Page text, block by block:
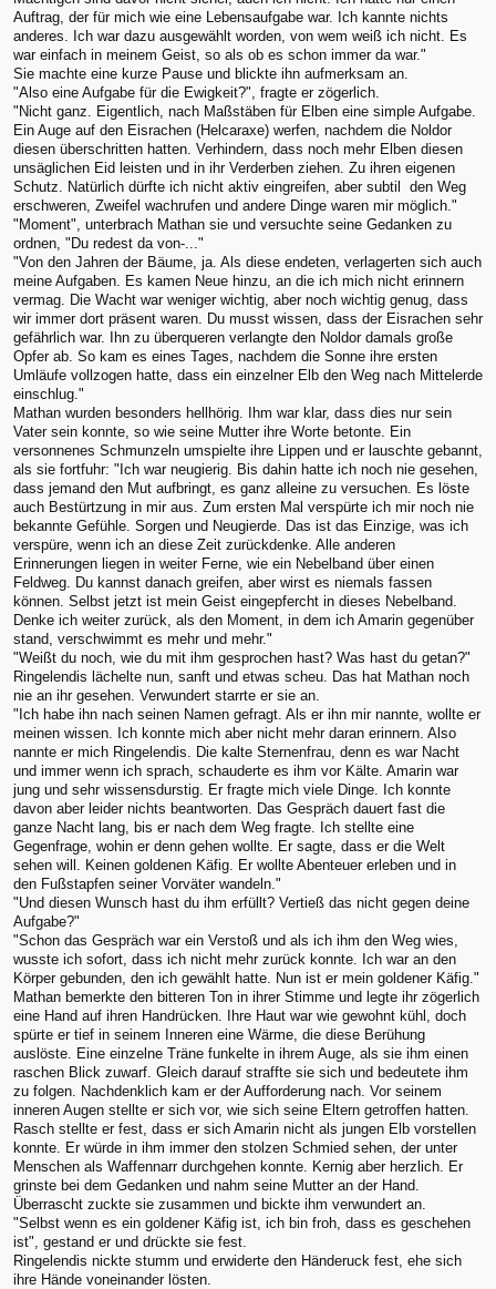
Auftrag, der für mich wie eine Lebensaufgabe war. Ich kannte nichts
anderes. Ich war dazu ausgewählt worden, von wem weiß ich nicht. Es
war einfach in meinem Geist, so als ob es schon immer da war."
Sie machte eine kurze Pause und blickte ihn aufmerksam an.
"Also eine Aufgabe für die Ewigkeit?", fragte er zögerlich.
"Nicht ganz. Eigentlich, nach Maßstäben für Elben eine simple Aufgabe.
Ein Auge auf den Eisrachen (Helcaraxe) werfen, nachdem die Noldor
diesen überschritten hatten. Verhindern, dass noch mehr Elben diesen
unsäglichen Eid leisten und in ihr Verderben ziehen. Zu ihren eigenen
Schutz. Natürlich dürfte ich nicht aktiv eingreifen, aber subtil den Weg
erschweren, Zweifel wachrufen und andere Dinge waren mir möglich."
"Moment", unterbrach Mathan sie und versuchte seine Gedanken zu
ordnen, "Du redest da von-..."
"Von den Jahren der Bäume, ja. Als diese endeten, verlagerten sich auch
meine Aufgaben. Es kamen Neue hinzu, an die ich mich nicht erinnern
vermag. Die Wacht war weniger wichtig, aber noch wichtig genug, dass
wir immer dort präsent waren. Du musst wissen, dass der Eisrachen sehr
gefährlich war. Ihn zu überqueren verlangte den Noldor damals große
Opfer ab. So kam es eines Tages, nachdem die Sonne ihre ersten
Umläufe vollzogen hatte, dass ein einzelner Elb den Weg nach Mittelerde
einschlug."
Mathan wurden besonders hellhörig. Ihm war klar, dass dies nur sein
Vater sein konnte, so wie seine Mutter ihre Worte betonte. Ein
versonnenes Schmunzeln umspielte ihre Lippen und er lauschte gebannt,
als sie fortfuhr: "Ich war neugierig. Bis dahin hatte ich noch nie gesehen,
dass jemand den Mut aufbringt, es ganz alleine zu versuchen. Es löste
auch Bestürtzung in mir aus. Zum ersten Mal verspürte ich mir noch nie
bekannte Gefühle. Sorgen und Neugierde. Das ist das Einzige, was ich
verspüre, wenn ich an diese Zeit zurückdenke. Alle anderen
Erinnerungen liegen in weiter Ferne, wie ein Nebelband über einen
Feldweg. Du kannst danach greifen, aber wirst es niemals fassen
können. Selbst jetzt ist mein Geist eingepfercht in dieses Nebelband.
Denke ich weiter zurück, als den Moment, in dem ich Amarin gegenüber
stand, verschwimmt es mehr und mehr."
"Weißt du noch, wie du mit ihm gesprochen hast? Was hast du getan?"
Ringelendis lächelte nun, sanft und etwas scheu. Das hat Mathan noch
nie an ihr gesehen. Verwundert starrte er sie an.
"Ich habe ihn nach seinen Namen gefragt. Als er ihn mir nannte, wollte er
meinen wissen. Ich konnte mich aber nicht mehr daran erinnern. Also
nannte er mich Ringelendis. Die kalte Sternenfrau, denn es war Nacht
und immer wenn ich sprach, schauderte es ihm vor Kälte. Amarin war
jung und sehr wissensdurstig. Er fragte mich viele Dinge. Ich konnte
davon aber leider nichts beantworten. Das Gespräch dauert fast die
ganze Nacht lang, bis er nach dem Weg fragte. Ich stellte eine
Gegenfrage, wohin er denn gehen wollte. Er sagte, dass er die Welt
sehen will. Keinen goldenen Käfig. Er wollte Abenteuer erleben und in
den Fußstapfen seiner Vorväter wandeln."
"Und diesen Wunsch hast du ihm erfüllt? Vertieß das nicht gegen deine
Aufgabe?"
"Schon das Gespräch war ein Verstoß und als ich ihm den Weg wies,
wusste ich sofort, dass ich nicht mehr zurück konnte. Ich war an den
Körper gebunden, den ich gewählt hatte. Nun ist er mein goldener Käfig."
Mathan bemerkte den bitteren Ton in ihrer Stimme und legte ihr zögerlich
eine Hand auf ihren Handrücken. Ihre Haut war wie gewohnt kühl, doch
spürte er tief in seinem Inneren eine Wärme, die diese Berühung
auslöste. Eine einzelne Träne funkelte in ihrem Auge, als sie ihm einen
raschen Blick zuwarf. Gleich darauf straffte sie sich und bedeutete ihm
zu folgen. Nachdenklich kam er der Aufforderung nach. Vor seinem
inneren Augen stellte er sich vor, wie sich seine Eltern getroffen hatten.
Rasch stellte er fest, dass er sich Amarin nicht als jungen Elb vorstellen
konnte. Er würde in ihm immer den stolzen Schmied sehen, der unter
Menschen als Waffennarr durchgehen konnte. Kernig aber herzlich. Er
grinste bei dem Gedanken und nahm seine Mutter an der Hand.
Überrascht zuckte sie zusammen und bickte ihm verwundert an.
"Selbst wenn es ein goldener Käfig ist, ich bin froh, dass es geschehen
ist", gestand er und drückte sie fest.
Ringelendis nickte stumm und erwiderte den Händeruck fest, ehe sich
ihre Hände voneinander lösten.